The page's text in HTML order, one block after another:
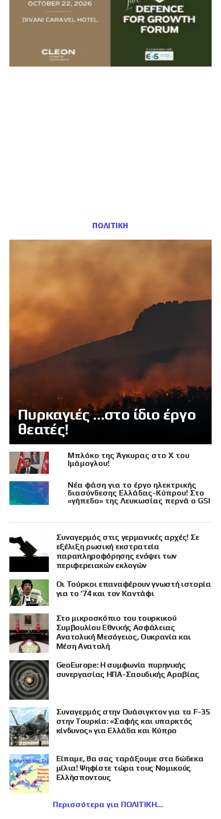
ΠΟΛΙΤΙΚΗ
Πυρκαγιές …στο ίδιο έργο
θεατές!
Μπλόκο της Άγκυρας στο X του
Ιμάμογλου!
Νέα φάση για το έργο ηλεκτρικής
διασύνδεσης Ελλάδας-Κύπρου! Στο
«γήπεδο» της Λευκωσίας περνά ο GSI
Συναγερμός στις γερμανικές αρχές! Σε
εξέλιξη ρωσική εκστρατεία
παραπληροφόρησης ενόψει των
περιφερειακών εκλογών
Οι Τούρκοι επαναφέρουν γνωστή ιστορία
για το ’74 και τον Καντάφι
Στο μικροσκόπιο του τουρκικού
Συμβουλίου Εθνικής Ασφάλειας
Ανατολική Μεσόγειος, Ουκρανία και
Μέση Ανατολή
GeoEurope: Η συμφωνία πυρηνικής
συνεργασίας ΗΠΑ-Σαουδικής Αραβίας
Συναγερμός στην Ουάσιγκτον για τα F-35
στην Τουρκία: «Σαφής και υπαρκτός
κίνδυνος» για Ελλάδα και Κύπρο
Είπαμε, θα σας ταράξουμε στα δώδεκα
μίλια! Ψηφίστε τώρα τους Νομικούς
Ελλήσποντους
Περισσότερα για ΠΟΛΙΤΙΚΗ